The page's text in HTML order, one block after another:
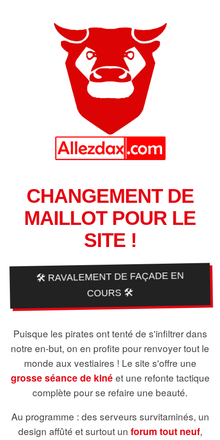
CHANGEMENT DE
MAILLOT POUR LE
SITE !
🛠️ RAVALEMENT DE FAÇADE EN
COURS 🛠️
Puisque les pirates ont tenté de s'infiltrer dans
notre en-but, on en profite pour renvoyer tout le
monde aux vestiaires ! Le site s'offre une
grosse séance de kiné et une refonte tactique
complète pour se refaire une beauté.
Au programme : des serveurs survitaminés, un
design affûté et surtout un forum tout neuf,